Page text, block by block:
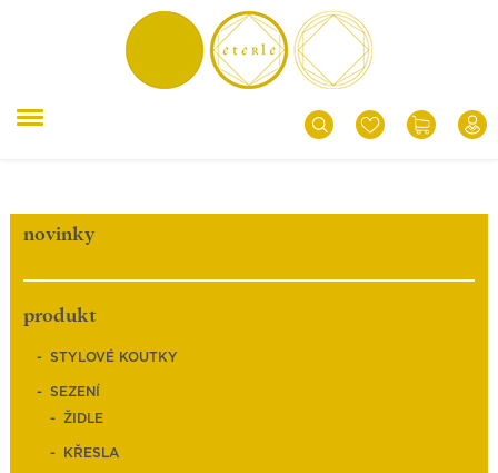
novinky
produkt
STYLOVÉ KOUTKY
SEZENÍ
ŽIDLE
KŘESLA